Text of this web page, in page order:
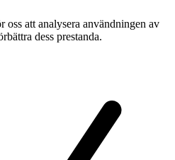
att analysera användningen av
dess prestanda.